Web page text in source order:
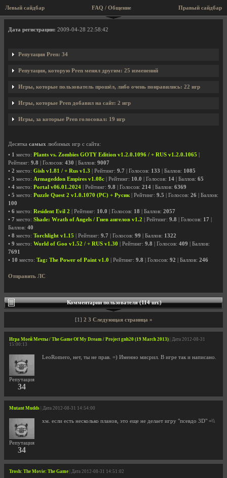
Левый сайдбар Правый сайдбар
FAQ / Общение
Профиль пользователя Pren
Дата регистрации: 2009-04-28 22:58:42
Репутация Pren: 34
Репутация, которую Pren менял другим: 25 изменений
Игры, которые пользователь прошёл, либо очень понравились: 22 игр
Игры, которые Pren добавил на сайт: 2 игр
Игры, за которые Pren голосовал: 19 игр
Десятка самых любимых игр с сайта:
• 1 место: Plants vs. Zombies GOTY Edition v1.2.0.1096 / + RUS v1.2.0.1065
Рейтинг: 9.8 | Голосов: 430 | Баллов: 9007
• 2 место: Gish v1.81 / + Rus v1.3 | Рейтинг: 9.7 | Голосов: 133 | Баллов: 1085
• 3 место: Armageddon Empires v1.08c | Рейтинг: 10.0 | Голосов: 14 | Баллов: 65
• 4 место: Portal v06.01.2024 | Рейтинг: 9.8 | Голосов: 214 | Баллов: 6369
• 5 место: Puzzle Quest 2 v1.0.1070 (PC) + Русик | Рейтинг: 9.5 | Голосов: 26 | Баллов:
100
• 6 место: Resident Evil 2 | Рейтинг: 10.0 | Голосов: 18 | Баллов: 2057
• 7 место: Shade: Wrath of Angels / Гнев ангелов v1.2 | Рейтинг: 9.8 | Голосов: 17
Баллов: 40
• 8 место: Torchlight v1.15 | Рейтинг: 9.7 | Голосов: 99 | Баллов: 1322
• 9 место: World of Goo v1.52 / + RUS v1.30 | Рейтинг: 9.8 | Голосов: 409 | Баллов:
7691
• 10 место: Tag: The Power of Paint v1.0 | Рейтинг: 9.8 | Голосов: 92 | Баллов: 246
Отправить ЛС
Комментарии пользователя (114 шт.)
[1] 2 3 Следующая страница »
Игра Моей Мечты / The Game Of My Dream / Project gnh20 (19 March 2013) | Дата 2012-08-31
15:00:13
Репутация
34
LeoRomero, нет, ты не прав. =) Именно мисрил. В игре так и написано.
Mutant Mudds | Дата 2012-08-31 14:54:00
Репутация
34
хм. если есть несколько планов, это еще не делает игру "псевдо 3D" =\\
Trosh: The Movie: The Game | Дата 2012-08-31 14:51:02